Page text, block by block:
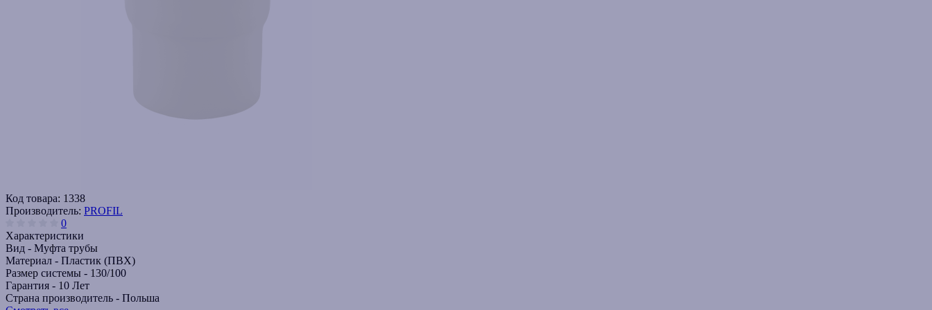
Код товара: 1338
Производитель: PROFIL
0
Характеристики
Вид - Муфта трубы
Материал - Пластик (ПВХ)
Размер системы - 130/100
Гарантия - 10 Лет
Страна производитель - Польша